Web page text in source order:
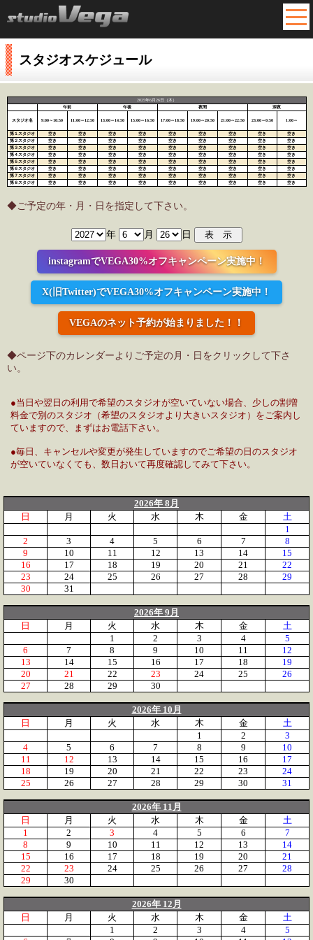
スタジオスケジュール
2025年6月26日（木）
午前
午後 夜間 深夜
スタジオ名 9:00～10:50 11:00～12:50 13:00～14:50 15:00～16:50 17:00～18:50 19:00～20:50 21:00～22:50 23:00～0:50 1:00～
第１スタジオ 空き 空き 空き 空き 空き 空き 空き 空き
空き
第２スタジオ
空き 空き 空き 空き 空き 空き 空き 空き
空き
第３スタジオ
空き 空き 空き 空き 空き 空き 空き 空き
空き
第４スタジオ
空き 空き 空き 空き 空き 空き 空き 空き
空き
第５スタジオ
空き 空き 空き 空き 空き 空き 空き 空き
空き
第６スタジオ
空き 空き 空き 空き 空き 空き 空き 空き
空き
第７スタジオ
空き 空き 空き 空き 空き 空き 空き 空き
空き
第８スタジオ
空き 空き 空き 空き 空き 空き 空き 空き 空き
◆ご予定の年・月・日を指定して下さい。
年 月 日
instagramでVEGA30%オフキャンペーン実施中！
X(旧Twitter)でVEGA30%オフキャンペーン実施中！
VEGAのネット予約が始まりました！！
◆ページ下のカレンダーよりご予定の月・日をクリックして下さ
い。
●当日や翌日の利用で希望のスタジオが空いていない場合、少しの割増
料金で別のスタジオ（希望のスタジオより大きいスタジオ）をご案内し
ていますので、まずはお電話下さい。
●毎日、キャンセルや変更が発生していますのでご希望の日のスタジオ
が空いていなくても、数日おいて再度確認してみて下さい。
2026年 8月
日
月 火 水 木 金
土
1
2
3 4 5 6 7
8
9
10 11 12 13 14
15
16
17 18 19 20 21
22
23
24 25 26 27 28
29
30
31
2026年 9月
日
月 火 水 木 金
土
1
2 3 4
5
6
7 8 9 10 11
12
13
14 15 16 17 18
19
20
21 22 23 24 25
26
27
28 29 30
2026年 10月
日
月 火 水 木 金
土
1
2
3
4
5 6 7 8 9
10
11
12 13 14 15 16
17
18
19 20 21 22 23
24
25
26 27 28 29 30 31
2026年 11月
日
月 火 水 木 金
土
1
2 3 4 5 6
7
8
9 10 11 12 13
14
15
16 17 18 19 20
21
22
23 24 25 26 27
28
29
30
2026年 12月
日
月 火 水 木 金
土
1
2 3 4
5